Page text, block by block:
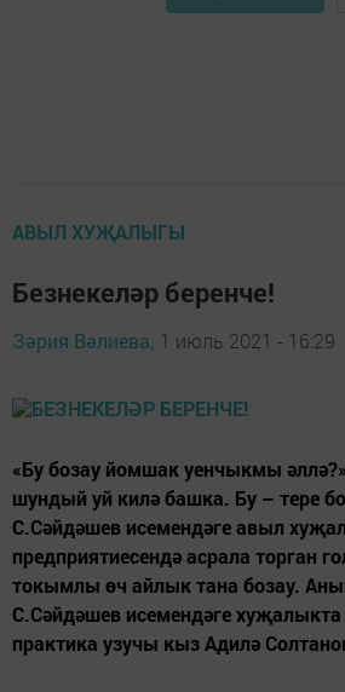
АВЫЛ ХУҖАЛЫГЫ
Безнекеләр беренче!
Зәрия Вәлиева, 1 июль 2021 - 16:29
«Бу бозау йомшак уенчыкмы
шундый уй килә башка. Бу – тере
С.Сәйдәшев исемендәге авыл
предприятиесендә асрала торган
токымлы өч айлык тана бозау.
С.Сәйдәшев исемендәге
практика узучы кыз Адилә